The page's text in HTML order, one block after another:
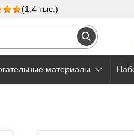
(1,4 тыс.)
материалы